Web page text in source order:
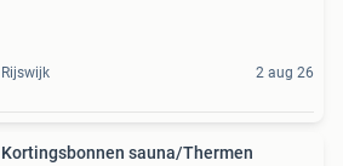
Rijswijk 2 aug 26
Kortingsbonnen sauna/Thermen